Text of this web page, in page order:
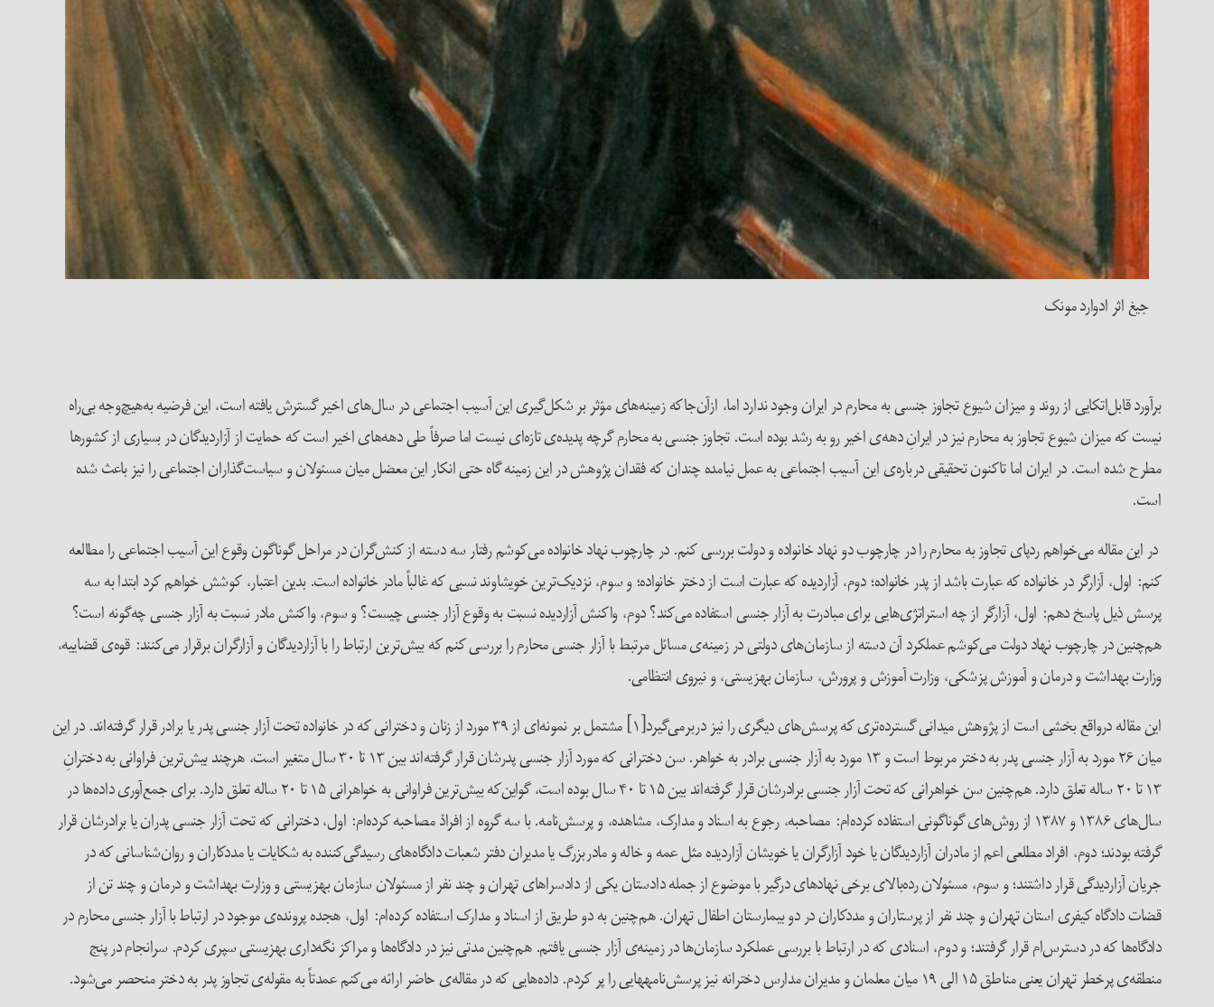
جیغ اثر ادوارد مونک
برآورد قابل‌اتکایی از روند و میزان شیوع تجاوز جنسی به محارم در ایران وجود ندارد اما، ازآن‌جا­که زمینه‌های مؤثر بر شکل‌گیری این آسیب اجتماعی در سال‌های اخیر گسترش یافته است، این فرضیه به‌هیچ‌وجه بی‌راه
نیست که میزان شیوع تجاوز به محارم نیز در ایرانِ ­دهه‌ی اخیر رو به رشد بوده است. تجاوز جنسی به محارم گرچه پدیده‌ی تازه‌ای نیست اما صرفاً طی دهه‌های اخیر است که حمایت از آزار­دیدگان در بسیاری از کشورها
مطرح شده است. در ایران اما تاکنون تحقیقی درباره‌ی این آسیب اجتماعی به عمل نیامده چندان که فقدان پژوهش در این زمینه گاه حتی انکار این معضل میان مسئولان و سیاست‌گذاران اجتماعی را نیز باعث شده
است.
در این مقاله می‌خواهم ردپای تجاوز به محارم را در چارچوب دو نهاد خانواده و دولت بررسی کنم. در چارچوب نهاد خانواده می‌کوشم رفتار سه دسته از کنش‌گران در مراحل گوناگون وقوع این آسیب اجتماعی را مطالعه
کنم: اول، آزارگر در خانواده که عبارت باشد از پدر خانواده؛ دوم، آزاردیده که عبارت است از دختر خانواده؛ و سوم، نزدیک‌ترین خویشاوند نسبی که غالباً مادر خانواده است. بدین اعتبار، کوشش خواهم کرد ابتدا به سه
پرسش ذیل پاسخ دهم: اول، آزارگر از چه استراتژی‌هایی برای مبادرت به آزار جنسی استفاده می‌کند؟ دوم، واکنش آزاردیده نسبت به وقوع آزار جنسی چیست؟ و سوم، واکنش مادر نسبت به آزار جنسی چه‌گونه است؟
هم‌چنین در چارچوب نهاد دولت می‌کوشم عملکرد آن دسته از سازمان‌های دولتی در زمینه‌ی مسائل مرتبط با آزار جنسی محارم را بررسی کنم که بیش‌ترین ارتباط را با آزاردیدگان و آزارگران برقرار می‌کنند: قوه‌ی قضاییه،
وزارت بهداشت و درمان و آموزش پزشکی، وزارت آموزش و پرورش، سازمان بهزیستی، و نیروی انتظامی.
این مقاله درواقع بخشی است از پژوهش میدانی گسترده‌تری که پرسش‌های دیگری را نیز دربر­می‌گیرد[۱] مشتمل بر نمونه‌ای از ۳۹ مورد از زنان و دخترانی که در خانواده تحت آزار جنسی پدر یا برادر قرار گرفته‌اند. در این
میان ۲۶ مورد به آزار جنسی پدر به دختر مربوط است و ۱۳ مورد به آزار جنسی برادر به خواهر. سن دخترانی که مورد آزار جنسی پدرشان قرار گرفته‌اند بین ۱۳ تا ۳۰ سال متغیر است، هرچند بیش‌ترین فراوانی به دخترانِ
۱۳ تا ۲۰ ساله تعلق دارد. هم‌چنین سن خواهرانی که تحت آزار جنسی برادرشان قرار گرفته‌اند بین ۱۵ تا ۴۰ سال بوده است، گواین‌که بیش‌ترین فراوانی به خواهرانی ۱۵ تا ۲۰ ساله تعلق دارد. برای جمع‌آوری داده‌ها در
سال‌های ۱۳۸۶ و ۱۳۸۷ از روش‌های گوناگونی استفاده کرده‌ام: مصاحبه، رجوع به اسناد و مدارک، مشاهده، و پرسش‌نامه. با سه گروه از افرادْ مصاحبه کرده‌ام: اول، دخترانی که تحت آزار جنسی پدران یا برادرشان قرار
گرفته بودند؛ دوم، افراد مطلعی اعم از مادران آزاردید­گان یا خود آزارگران یا خویشان آزاردیده مثل عمه و خاله و مادربزرگ یا مدیران دفتر شعبات دادگاه‌های رسیدگی‌کننده به شکایات یا مددکاران و روان‌شناسانی که در
جریان آزاردیدگی قرار داشتند؛ و سوم، مسئولان رده‌بالای برخی نهادهای درگیر با موضوع از جمله دادستان یکی از دادسراهای تهران و چند نفر از مسئولان سازمان بهزیستی و وزارت بهداشت و درمان و چند تن از
قضات دادگاه کیفری استان تهران و چند نفر از پرستاران و مددکاران در دو بیمارستان اطفال تهران. هم‌چنین به دو طریق از اسناد و مدارک استفاده کرده‌ام: اول، هجده پرونده‌ی موجود در ارتباط با آزار جنسی محارم در
دادگاه‌ها که در دسترس‌ام قرار گرفتند؛ و دوم، اسنادی که در ارتباط با بررسی عملکرد سازمان‌ها در زمینه‌ی آزار جنسی یافتم. هم‌چنین مدتی نیز در دادگاه‌ها و مراکز نگه‌داری بهزیستی سپری کردم. سرانجام در پنج
منطقه‌ی پرخطر تهران یعنی مناطق ۱۵ الی ۱۹ میان معلمان و مدیران مدارس دخترانه نیز پرسش‌نامه­هایی را پر کردم. داده‌هایی که در مقاله‌ی حاضر ارائه می‌کنم عمدتاً به مقوله‌ی تجاوز پدر به دختر منحصر می‌شود.